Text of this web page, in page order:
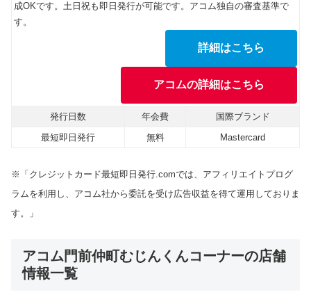
成OKです。土日祝も即日発行が可能です。アコム独自の審査基準で
す。
詳細はこちら
アコムの詳細はこちら
発行日数 年会費
国際ブランド
最短即日発行
無料 Mastercard
※「クレジットカード最短即日発行.comでは、アフィリエイトプログ
ラムを利用し、アコム社から委託を受け広告収益を得て運用しておりま
す。」
アコム門前仲町むじんくんコーナーの店舗
情報一覧